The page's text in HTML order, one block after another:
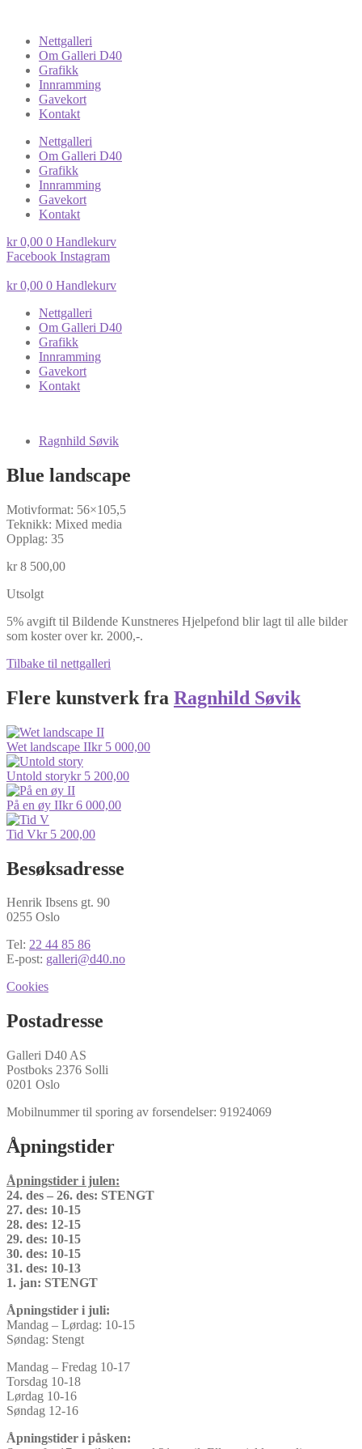
Nettgalleri
Om Galleri D40
Grafikk
Innramming
Gavekort
Kontakt
Nettgalleri
Om Galleri D40
Grafikk
Innramming
Gavekort
Kontakt
kr0,00 0 Handlekurv
Facebook Instagram
kr0,00 0 Handlekurv
Nettgalleri
Om Galleri D40
Grafikk
Innramming
Gavekort
Kontakt
Ragnhild Søvik
Blue landscape
Motivformat: 56×105,5
Teknikk: Mixed media
Opplag: 35
kr8 500,00
Utsolgt
5% avgift til Bildende Kunstneres Hjelpefond blir lagt til alle bilder
som koster over kr. 2000,-.
Tilbake til nettgalleri
Flere kunstverk fra Ragnhild Søvik
Wet landscape IIkr5 000,00
Untold storykr5 200,00
På en øy IIkr6 000,00
Tid Vkr5 200,00
Besøksadresse
Henrik Ibsens gt. 90
0255 Oslo
Tel: 22 44 85 86
E-post: galleri@d40.no
Cookies
Postadresse
Galleri D40 AS
Postboks 2376 Solli
0201 Oslo
Mobilnummer til sporing av forsendelser: 91924069
Åpningstider
Åpningstider i julen:
24. des – 26. des: STENGT
27. des: 10-15
28. des: 12-15
29. des: 10-15
30. des: 10-15
31. des: 10-13
1. jan: STENGT
Åpningstider i juli:
Mandag – Lørdag: 10-15
Søndag: Stengt
Mandag – Fredag 10-17
Torsdag 10-18
Lørdag 10-16
Søndag 12-16
Åpningstider i påsken: